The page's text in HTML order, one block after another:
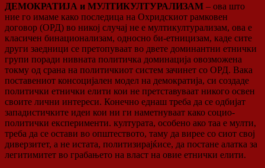
ДЕМОКРАТИЈА и МУЛТИКУЛТУРАЛИЗАМ – ова што
ние го имаме како последица на Охридскиот рамковен
договор (ОРД) во никој случај не е мултикултурализам, ова е
класичен бинационализам, односно би-етницизам, каде сите
други заедници се претопуваат во двете доминантни етнички
групи поради нивната политичка доминација овозможена
токму од срана на политичкиот систем зачинет со ОРД. Вака
поставениот консоцијален модел на демократија, си создаде
политички етнички елити кои не претставуваат никого освен
своите лични интереси. Конечно еднаш треба да се одбијат
западистичките идеи кои ни ги наметнуваат како социо-
политички експерименти. културата, особено ако таа е мулти,
треба да се остави во општеството, таму да вирее со сиот свој
диверзитет, а не истата, политизирајќисе, да постане алатка за
легитимитет во грабањето на власт на овие етнички елити.